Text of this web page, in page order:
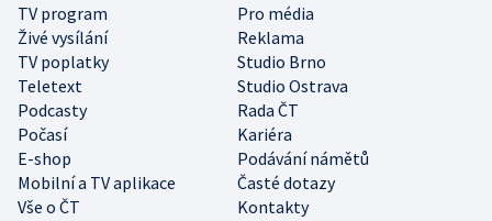
TV program
Pro média
Živé vysílání
Reklama
TV poplatky
Studio Brno
Teletext
Studio Ostrava
Podcasty
Rada ČT
Počasí
Kariéra
E-shop
Podávání námětů
Mobilní a TV aplikace
Časté dotazy
Vše o ČT
Kontakty